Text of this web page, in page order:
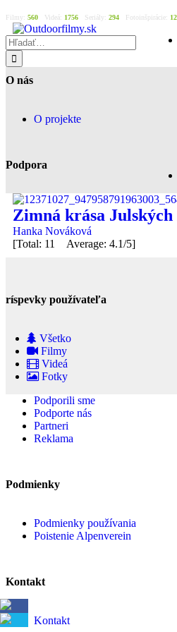
Filmy: 560 Videá: 1756 Seriály: 294 Fotoinšpirácie:
Zimná krása
Hanka Nováková
[Total: 11 Average: 4.1/5]
používateľa
Všetko
Filmy
Videá
Fotky
O nás
O projekte
Podpora
Podporili sme
Podporte nás
Partneri
Reklama
Podmienky
Podmienky používania
Poistenie Alpenverein
Kontakt
Kontakt